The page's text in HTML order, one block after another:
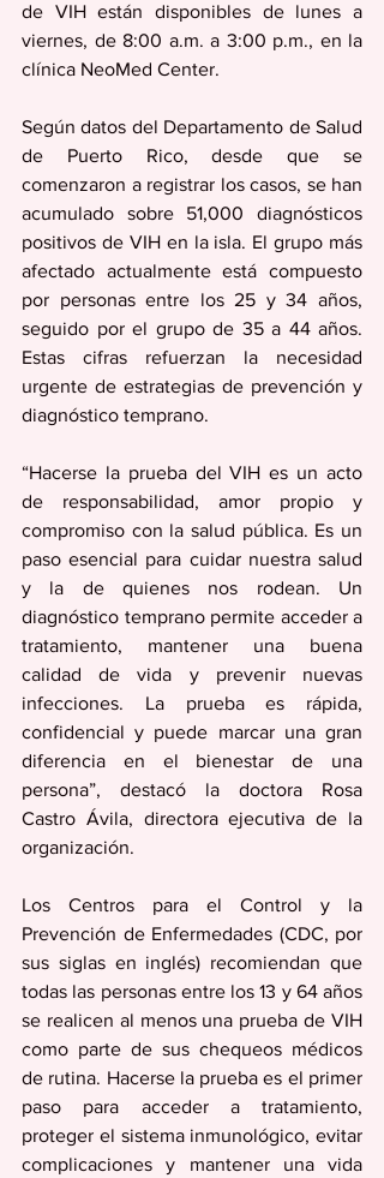
de VIH están disponibles de lunes a
viernes, de 8:00 a.m. a 3:00 p.m., en la
clínica NeoMed Center.
Según datos del Departamento de Salud
de Puerto Rico, desde que se
comenzaron a registrar los casos, se han
acumulado sobre 51,000 diagnósticos
positivos de VIH en la isla. El grupo más
afectado actualmente está compuesto
por personas entre los 25 y 34 años,
seguido por el grupo de 35 a 44 años.
Estas cifras refuerzan la necesidad
urgente de estrategias de prevención y
diagnóstico temprano.
“Hacerse la prueba del VIH es un acto
de responsabilidad, amor propio y
compromiso con la salud pública. Es un
paso esencial para cuidar nuestra salud
y la de quienes nos rodean. Un
diagnóstico temprano permite acceder a
tratamiento, mantener una buena
calidad de vida y prevenir nuevas
infecciones. La prueba es rápida,
confidencial y puede marcar una gran
diferencia en el bienestar de una
persona”, destacó la doctora Rosa
Castro Ávila, directora ejecutiva de la
organización.
Los Centros para el Control y la
Prevención de Enfermedades (CDC, por
sus siglas en inglés) recomiendan que
todas las personas entre los 13 y 64 años
se realicen al menos una prueba de VIH
como parte de sus chequeos médicos
de rutina. Hacerse la prueba es el primer
paso para acceder a tratamiento,
proteger el sistema inmunológico, evitar
complicaciones y mantener una vida